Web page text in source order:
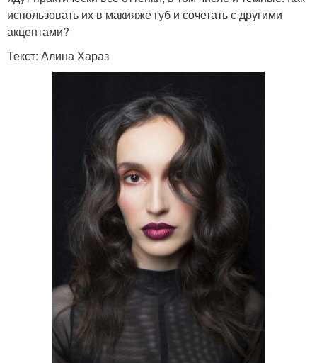
использовать их в макияже губ и сочетать с другими
акцентами?
Текст: Алина Хараз